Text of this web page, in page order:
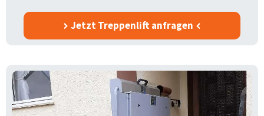
Jetzt Treppenlift anfragen